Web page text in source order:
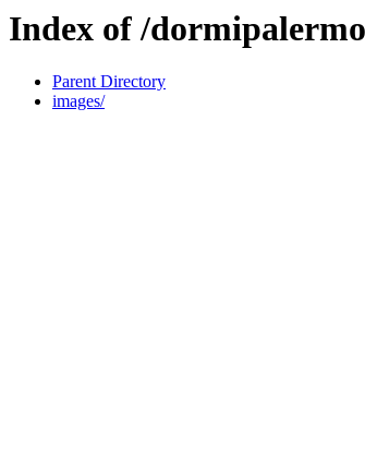
Index of /
Parent Directory
images/